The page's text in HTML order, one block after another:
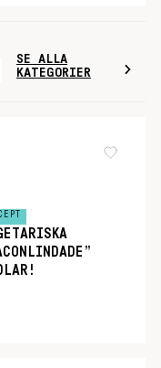
SE ALLA
KATEGORIER